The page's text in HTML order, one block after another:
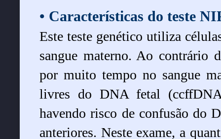
• Características do teste
Este teste genético utiliza
sangue materno. Ao contrário
por muito tempo no sangue
livres do DNA fetal
havendo risco de confusão do
anteriores. Neste exame, a